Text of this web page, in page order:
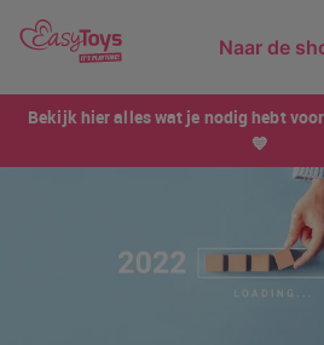
Naar de
Bekijk hier alles wat je nodig hebt
💙